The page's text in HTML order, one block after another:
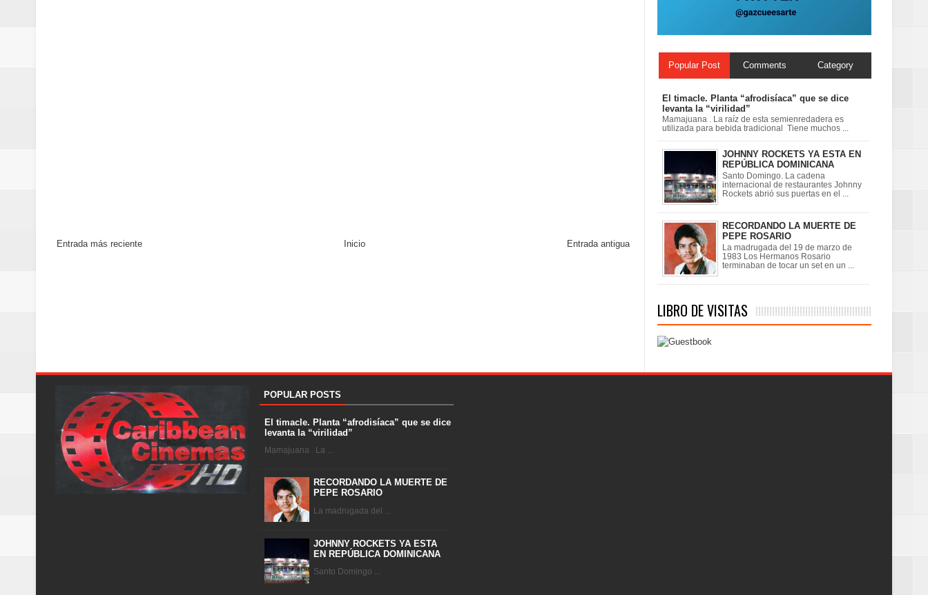
Entrada más reciente Entrada antigua
Inicio
Popular Post Comments Category
El timacle. Planta “afrodisíaca” que se dice
levanta la “virilidad”
Mamajuana . La raíz de esta semienredadera es
utilizada para bebida tradicional Tiene muchos ...
JOHNNY ROCKETS YA ESTA EN
REPÚBLICA DOMINICANA
Santo Domingo. La cadena
internacional de restaurantes Johnny
Rockets abrió sus puertas en el ...
RECORDANDO LA MUERTE DE
PEPE ROSARIO
La madrugada del 19 de marzo de
1983 Los Hermanos Rosario
terminaban de tocar un set en un ...
LIBRO DE VISITAS
POPULAR POSTS
El timacle. Planta “afrodisíaca” que se dice
levanta la “virilidad”
Mamajuana . La ...
RECORDANDO LA MUERTE DE
PEPE ROSARIO
La madrugada del ...
JOHNNY ROCKETS YA ESTA
EN REPÚBLICA DOMINICANA
Santo Domingo ...